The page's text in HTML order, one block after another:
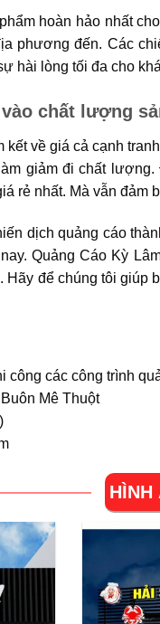
hoàn hảo nhất
phương đến. Các
hài lòng tối đa cho
chất lượng
kết về giá cả cạnh
giảm đi chất
rẻ nhất. Mà vẫn đảm
dịch quảng cáo
Quảng Cáo Kỳ
Hãy để chúng tôi
công các công trình
Mê Thuột
)
HÌNH